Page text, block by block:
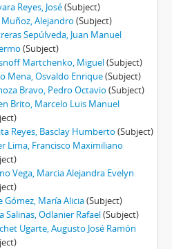
Reyes, José(Subject)
Muñoz, Alejandro (Subject)
Sepúlveda, Juan Manuel
(Subject)
Martchenko, Miguel(Subject)
Mena, Osvaldo Enrique(Subject)
Bravo, Pedro Octavio (Subject)
Brito, Marcelo Luis Manuel
Reyes, Basclay Humberto (Subject)
Lima, Francisco Maximiliano
Vega, Marcia Alejandra Evelyn
Gómez, María Alicia(Subject)
Salinas, Odlanier Rafael(Subject)
Ugarte, Augusto José Ramón